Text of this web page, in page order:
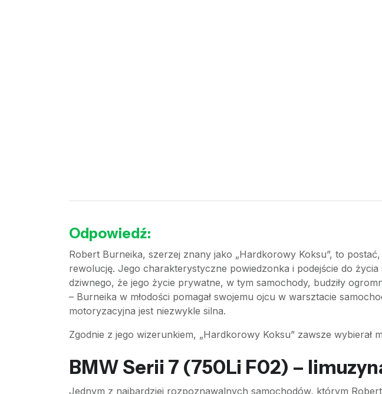
Odpowiedź:
Robert Burneika, szerzej znany jako „Hardkorowy Koksu”, to
rewolucję. Jego charakterystyczne powiedzonka i podejście do
dziwnego, że jego życie prywatne, w tym samochody, budziły
– Burneika w młodości pomagał swojemu ojcu w warsztacie
motoryzacyjna jest niezwykle silna.
Zgodnie z jego wizerunkiem, „Hardkorowy Koksu” zawsze wybierał
BMW Serii 7 (750Li F02) –
Jednym z najbardziej rozpoznawalnych samochodów, którym